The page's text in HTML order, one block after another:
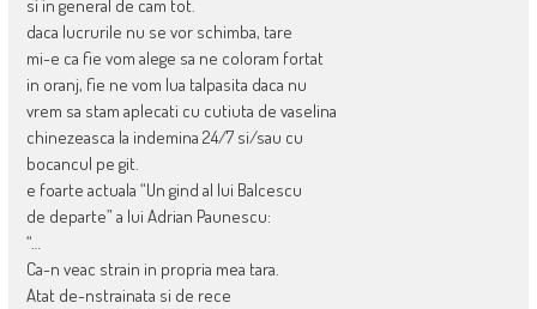
si in general de cam tot.
daca lucrurile nu se vor schimba, tare
mi-e ca fie vom alege sa ne coloram fortat
in oranj, fie ne vom lua talpasita daca nu
vrem sa stam aplecati cu cutiuta de vaselina
chinezeasca la indemina 24/7 si/sau cu
bocancul pe git.
e foarte actuala “Un gind al lui Balcescu
de departe” a lui Adrian Paunescu:
“…
Ca-n veac strain in propria mea tara.
Atat de-nstrainata si de rece